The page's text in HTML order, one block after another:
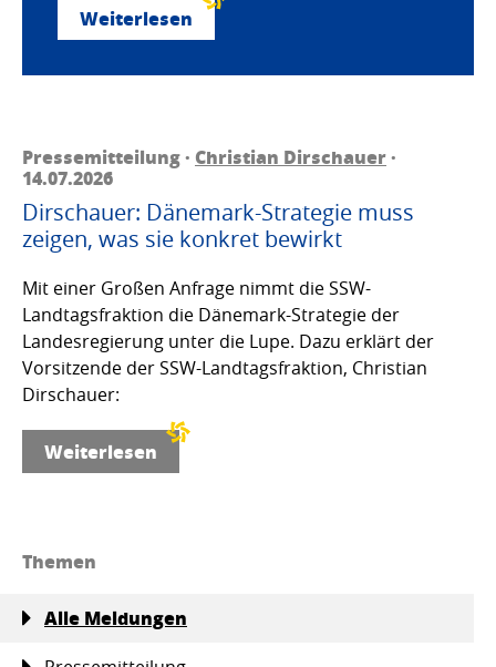
Weiterlesen
Pressemitteilung · Christian Dirschauer·
14.07.2026
Dirschauer: Dänemark-Strategie muss
zeigen, was sie konkret bewirkt
Mit einer Großen Anfrage nimmt die SSW-
Landtagsfraktion die Dänemark-Strategie der
Landesregierung unter die Lupe. Dazu erklärt der
Vorsitzende der SSW-Landtagsfraktion, Christian
Dirschauer:
Weiterlesen
Themen
Alle Meldungen